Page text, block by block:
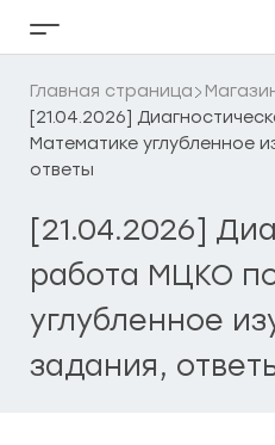
Кнопка
бокового
меню
Главная страница
[21.04.2026]
Математике углубленное
ответы
[21.04.2026]
работа МЦКО
углубленное
задания,